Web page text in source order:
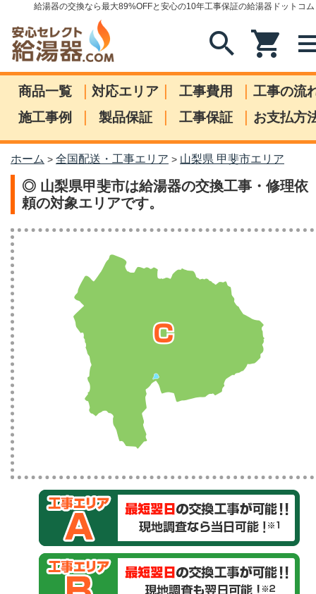
給湯器の交換なら最大89%OFFと安心の10年工事保証の給湯器ドットコム
search shopping_cart
商品一覧 | 対応エリア | 工事費用 | 工事の流
施工事例
| 製品保証 | 工事保証 | お支払方
ホーム > 全国配送・工事エリア > 山梨県 甲斐市エリア
◎ 山梨県甲斐市は給湯器の交換工事・修理依
頼の対象エリアです。